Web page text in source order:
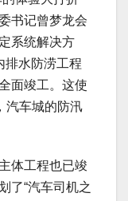
书记曾梦龙会
系统解决方
排水防涝工程
面竣工。这使
汽车城的防汛
体工程也已竣
了“汽车司机之